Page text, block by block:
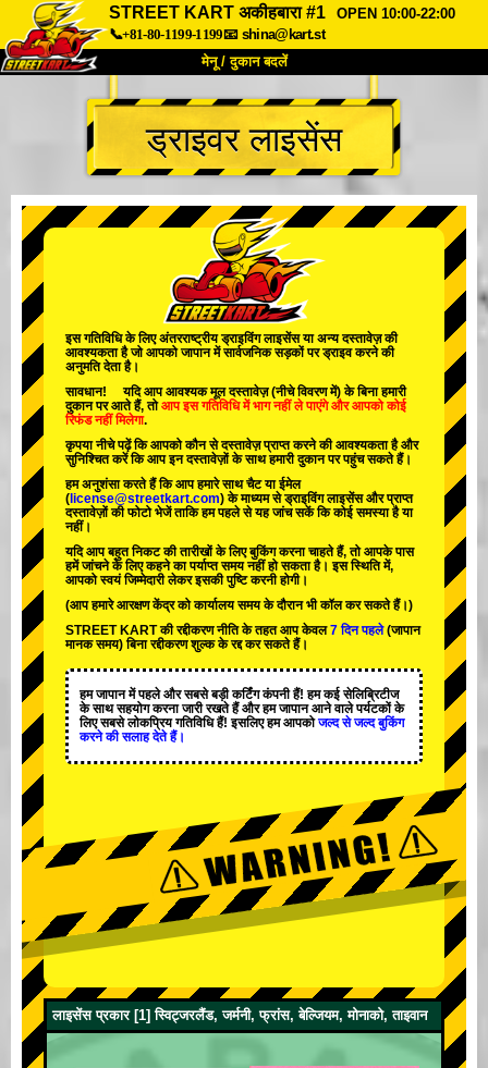
STREET KART अकीहबारा #1
OPEN 10:00-22:00
📞+81-80-1199-1199📧 shina@kart.st
मेनू / दुकान बदलें
TOP
हमारे बारे में विशेषताएँ कीमत
कंपनी बुकिंग
शाखा बदलें
टोक्यो शिनागावा #1
टोक्यो अकीहबारा#2 टोक्यो शिबुया
टोक्यो शिबुया एनेक्स
टोक्यो असाकुसा ओसाका
ओकिनावा
ड्राइवर लाइसेंस
इस गतिविधि के लिए अंतरराष्ट्रीय ड्राइविंग लाइसेंस या अन्य दस्तावेज़ की
आवश्यकता है जो आपको जापान में सार्वजनिक सड़कों पर ड्राइव करने की
अनुमति देता है।
सावधान! यदि आप आवश्यक मूल दस्तावेज़ (नीचे विवरण में) के बिना हमारी
दुकान पर आते हैं, तोआप इस गतिविधि में भाग नहीं ले पाएंगे और आपको कोई
रिफंड नहीं मिलेगा.
कृपया नीचे पढ़ें कि आपको कौन से दस्तावेज़ प्राप्त करने की आवश्यकता है और
सुनिश्चित करें कि आप इन दस्तावेज़ों के साथ हमारी दुकान पर पहुंच सकते हैं।
हम अनुशंसा करते हैं कि आप हमारे साथ चैट या ईमेल
( license@streetkart.com) के माध्यम से ड्राइविंग लाइसेंस और प्राप्त
दस्तावेज़ों की फोटो भेजें ताकि हम पहले से यह जांच सकें कि कोई समस्या है या
नहीं।
यदि आप बहुत निकट की तारीखों के लिए बुकिंग करना चाहते हैं, तो आपके पास
हमें जांचने के लिए कहने का पर्याप्त समय नहीं हो सकता है। इस स्थिति में,
आपको स्वयं जिम्मेदारी लेकर इसकी पुष्टि करनी होगी।
(आप हमारे आरक्षण केंद्र को कार्यालय समय के दौरान भी कॉल कर सकते हैं।)
STREET KART की रद्दीकरण नीति के तहत आप केवल7 दिन पहले(जापान
मानक समय) बिना रद्दीकरण शुल्क के रद्द कर सकते हैं।
हम जापान मेंपहलेऔरसबसे बड़ी कर्टिंग कंपनीहैं! हमकई सेलिब्रिटीज
के साथ सहयोग करना जारी रखते हैं और हम जापान आने वाले पर्यटकों के
लिएसबसे लोकप्रिय गतिविधिहैं! इसलिए हम आपकोजल्द से जल्द बुकिंग
करने की सलाह देते हैं।
लाइसेंस प्रकार [1] स्विट्जरलैंड, जर्मनी, फ्रांस, बेल्जियम, मोनाको, ताइवान